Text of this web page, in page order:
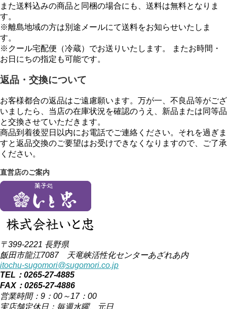
また送料込みの商品と同梱の場合にも、送料は無料となりま
す。
※離島地域の方は別途メールにて送料をお知らせいたしま
す。
※クール宅配便（冷蔵）でお送りいたします。 またお時間・
お日にちの指定も可能です。
返品・交換について
お客様都合の返品はご遠慮願います。万が一、不良品等がござ
いましたら、当店の在庫状況を確認のうえ、新品または同等品
と交換させていただきます。
商品到着後翌日以内にお電話でご連絡ください。それを過ぎま
すと返品交換のご要望はお受けできなくなりますので、ご了承
ください。
直営店のご案内
〒399-2221 長野県
飯田市龍江7087 天竜峡活性化センターあざれあ内
itochu-sugomori@sugomori.co.jp
TEL：0265-27-4885
FAX：0265-27-4886
営業時間：9：00～17：00
実店舗定休日：毎週水曜、元日